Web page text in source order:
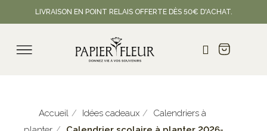
LIVRAISON EN POINT RELAIS OFFERTE DÈS 50€ D'ACHAT.
Accueil Idées cadeaux
Calendriers à